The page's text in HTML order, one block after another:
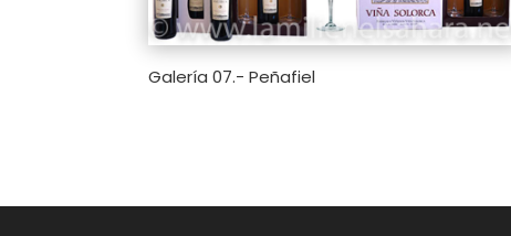
Galería 07.- Peñafiel